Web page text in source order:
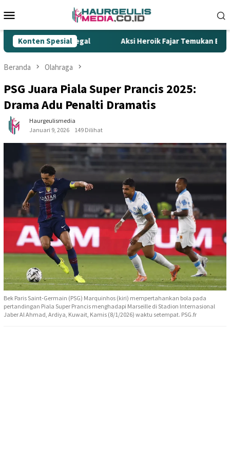
ke
Mobile
Konten Spesial
Rokok Ilegal Aksi Heroik Fajar Temukan Bocah
Beranda Olahraga
PSG Juara Piala Super Prancis 2025:
Drama Adu Penalti Dramatis
Haurgeulismedia
Januari 9, 2026
149 Dilihat
Bek Paris Saint-Germain (PSG) Marquinhos (kiri) mempertahankan bola pada
pertandingan Piala Super Prancis menghadapi Marseille di Stadion Internasional
Jaber Al Ahmad, Ardiya, Kuwait, Kamis (8/1/2026) waktu setempat. PSG.fr